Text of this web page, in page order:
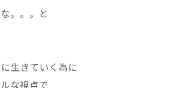
。。。と
生きていく為に
な視点で